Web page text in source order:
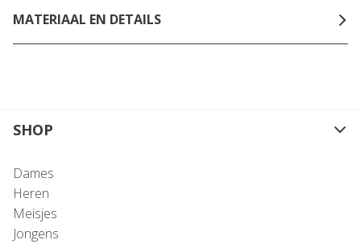
MATERIAAL EN DETAILS
SHOP
Dames
Heren
Meisjes
Jongens